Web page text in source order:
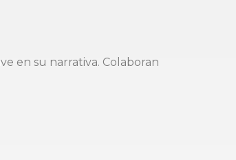
en su narrativa. Colaboran